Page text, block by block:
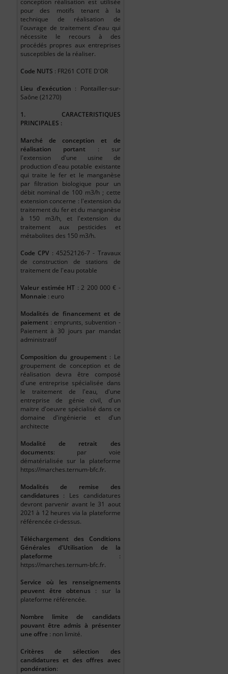
conception réalisation est utilisée
pour des motifs tenant à la
technique de réalisation de
l'ouvrage de traitement d'eau qui
nécessite le recours à des
procédés propres aux entreprises
susceptibles de la réaliser.
Code NUTS : FR261 COTE D'OR
Lieu d'exécution : Pontailler-sur-
Saône (21270)
1. CARACTERISTIQUES
PRINCIPALES :
Marché de conception et de
réalisation portant : sur
l'extension d'une usine de
production d'eau potable existante
qui traite le fer et le manganèse
par filtration biologique pour un
débit nominal de 100 m3/h ; cette
extension concerne : l'extension du
traitement du fer et du manganèse
à 150 m3/h, et l'extension du
traitement aux pesticides et
métabolites des 150 m3/h.
Code CPV : 45252126-7 - Travaux
de construction de stations de
traitement de l'eau potable
Valeur estimée HT : 2 200 000 € -
Monnaie : euro
Modalités de financement et de
paiement : emprunts, subvention -
Paiement à 30 jours par mandat
administratif
Composition du groupement : Le
groupement de conception et de
réalisation devra être composé
d'une entreprise spécialisée dans
le traitement de l'eau, d'une
entreprise de génie civil, d'un
maitre d'oeuvre spécialisé dans ce
domaine d'ingénierie et d'un
architecte
Modalité de retrait des
documents: par voie
dématérialisée sur la plateforme
https://marches.ternum-bfc.fr.
Modalités de remise des
candidatures : Les candidatures
devront parvenir avant le 31 aout
2021 à 12 heures via la plateforme
référencée ci-dessus.
Téléchargement des Conditions
Générales d'Utilisation de la
plateforme :
https://marches.ternum-bfc.fr.
Service où les renseignements
peuvent être obtenus : sur la
plateforme référencée.
Nombre limite de candidats
pouvant être admis à présenter
une offre : non limité.
Critères de sélection des
candidatures et des offres avec
pondération: